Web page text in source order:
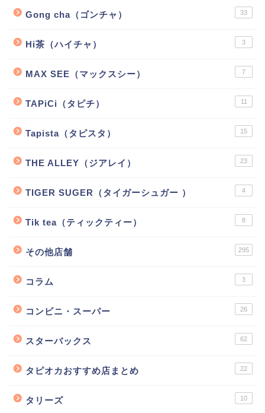
Gong cha（ゴンチャ） 33
Hi茶（ハイチャ） 3
MAX SEE（マックスシー） 7
TAPiCi（タピチ） 11
Tapista（タピスタ） 15
THE ALLEY（ジアレイ） 23
TIGER SUGER（タイガーシュガー ） 4
Tik tea（ティックティー） 8
その他店舗 295
コラム 3
コンビニ・スーパー 26
スターバックス 62
タピオカおすすめ店まとめ 22
タリーズ 10